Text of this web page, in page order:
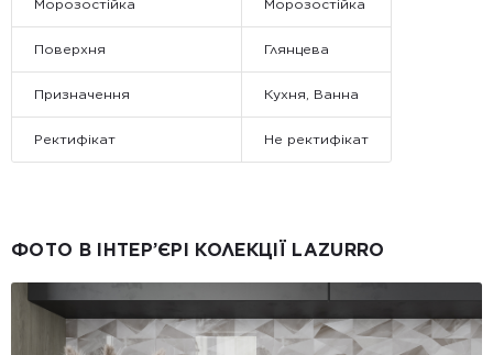
Морозостійка Морозостійка
Поверхня Глянцева
Призначення Кухня, Ванна
Ректифікат Не ректифікат
ФОТО В ІНТЕР’ЄРІ КОЛЕКЦІЇ LAZURRO